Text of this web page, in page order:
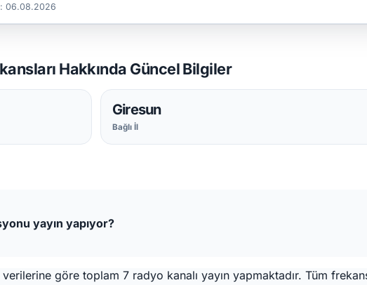
06.08.2026
Hakkında Güncel Bilgiler
Giresun
Bağlı İl
yayın yapıyor?
göre toplam 7 radyo kanalı yayın yapmaktadır. Tüm